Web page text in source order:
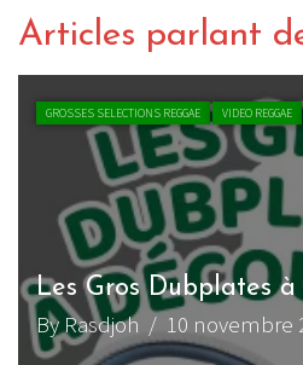
Articles parlant
GROSSES SELECTIONS REGGAE VIDEO REGGAE
Les Gros Dubplates
By Rasdjoh / 10 novembre